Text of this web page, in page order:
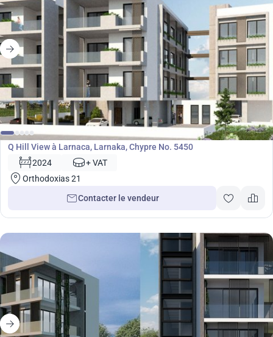
Développement
Q Hill View à Larnaca, Larnaka, Chypre No. 5450
2024
+ VAT
Orthodoxias 21
Contacter le vendeur